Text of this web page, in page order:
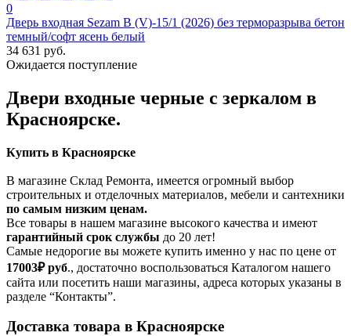
0
Дверь входная Sezam В (V)-15/1 (2026) без терморазрыва бетон
темный/софт ясень белый
34 631 руб.
Ожидается поступление
Двери входные черные с зеркалом в
Красноярске.
Купить в Красноярске
В магазине Склад Ремонта, имеется огромный выбор
строительных и отделочных материалов, мебели и сантехники
по самым низким ценам.
Все товары в нашем магазине высокого качества и имеют
гарантийный срок службы до 20 лет!
Самые недорогие вы можете купить именно у нас по цене от
17003₽ руб., достаточно воспользоваться Каталогом нашего
сайта или посетить наши магазины, адреса которых указаны в
разделе “Контакты”.
Доставка товара в Красноярске